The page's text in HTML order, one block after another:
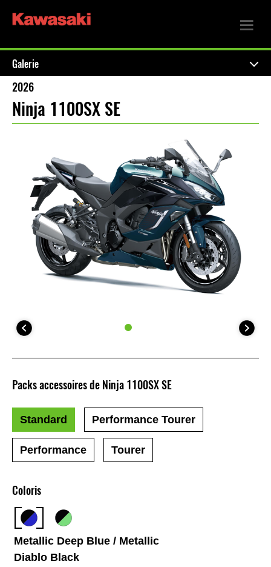
Galerie
2026
Ninja 1100SX SE
Coloris
Metallic Deep Blue / Metallic
Diablo Black
Packs accessoires de Ninja 1100SX SE
Standard Performance Tourer
Performance Tourer